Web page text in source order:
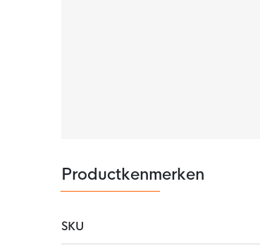
De lichtgewicht zoolplaat biedt
Productkenmerken
SKU